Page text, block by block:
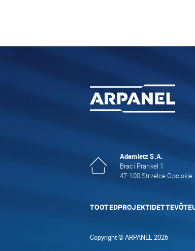
Adamietz S.A.
Braci Prankel 1
47-100 Strzelce Opolskie
TOOTEDPROJEKTIDETTEVÕTE
Copyright © ARPANEL 2026